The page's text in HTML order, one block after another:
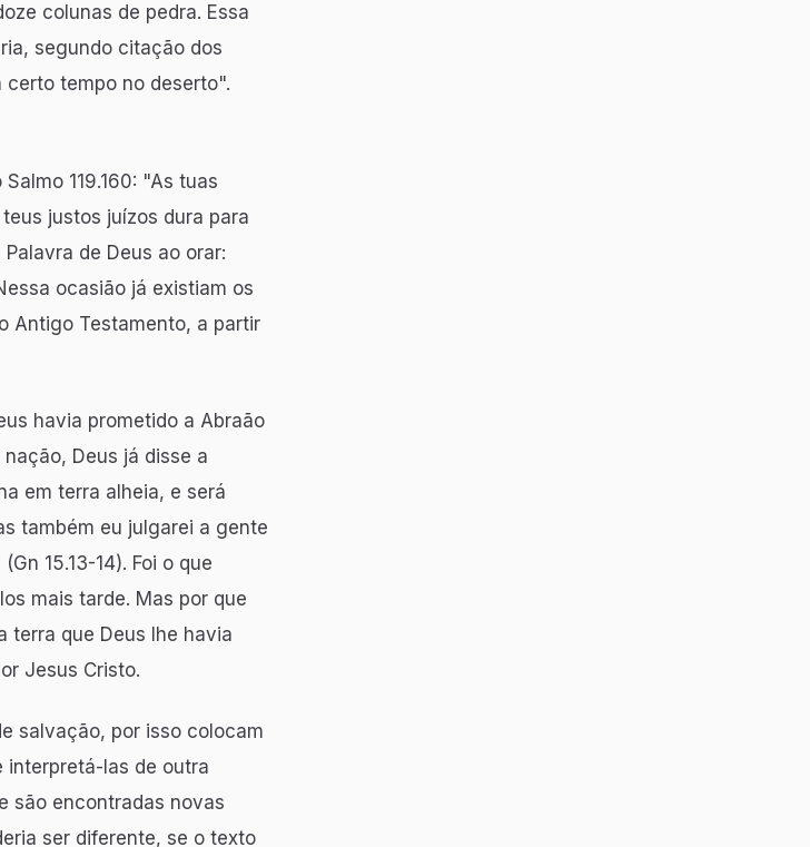
colunas de pedra. Essa
segundo citação dos
certo tempo no deserto".
119.160: "As tuas
justos juízos dura para
de Deus ao orar:
ocasião já existiam os
Antigo Testamento, a partir
havia prometido a Abraão
Deus já disse a
em terra alheia, e será
também eu julgarei a gente
15.13-14). Foi o que
mais tarde. Mas por que
terra que Deus lhe havia
Jesus Cristo.
salvação, por isso colocam
interpretá-las de outra
são encontradas novas
ser diferente, se o texto